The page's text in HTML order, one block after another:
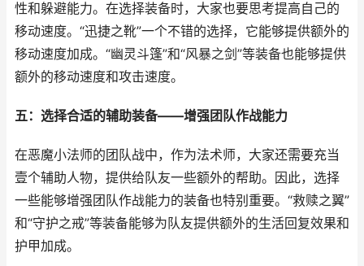
性和躲避能力。在选择装备时，大家也要思考提高自己的
移动速度。“迅捷之靴”一个不错的选择，它能够提供额外的
移动速度加成。“幽灵斗篷”和“风暴之剑”等装备也能够提供
额外的移动速度和攻击速度。
五：选择合适的辅助装备——增强团队作战能力
在恶魔小法师的团队战中，作为法术师，大家还需要充当
壹个辅助人物，提供给队友一些额外的帮助。因此，选择
一些能够增强团队作战能力的装备也特别重要。“救赎之翼”
和“守护之戒”等装备能够为队友提供额外的生活回复效果和
护甲加成。